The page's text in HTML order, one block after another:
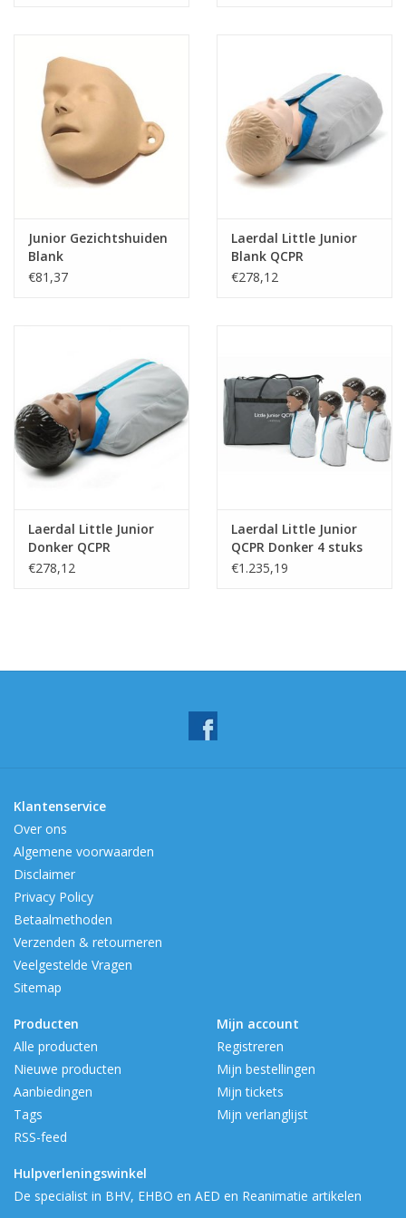
Optionele uitbreiding:
Longen: Longzakjes 25 stuks
Longen +: Longzakjes 100 stuks
Junior Gezichtshuiden
Blank
€81,37
Laerdal Little Junior
Blank QCPR
€278,12
Laerdal Little Junior
Donker QCPR
€278,12
Laerdal Little Junior
QCPR Donker 4 stuks
€1.235,19
Klantenservice
Over ons
Algemene voorwaarden
Disclaimer
Privacy Policy
Betaalmethoden
Verzenden & retourneren
Veelgestelde Vragen
Sitemap
Producten
Alle producten
Nieuwe producten
Aanbiedingen
Tags
RSS-feed
Mijn account
Registreren
Mijn bestellingen
Mijn tickets
Mijn verlanglijst
Hulpverleningswinkel
De specialist in BHV, EHBO en AED en Reanimatie artikelen